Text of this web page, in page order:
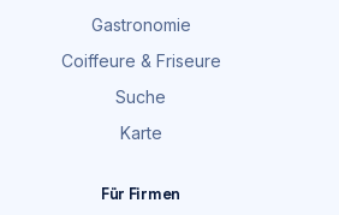
Gastronomie
Coiffeure & Friseure
Suche
Karte
Für Firmen